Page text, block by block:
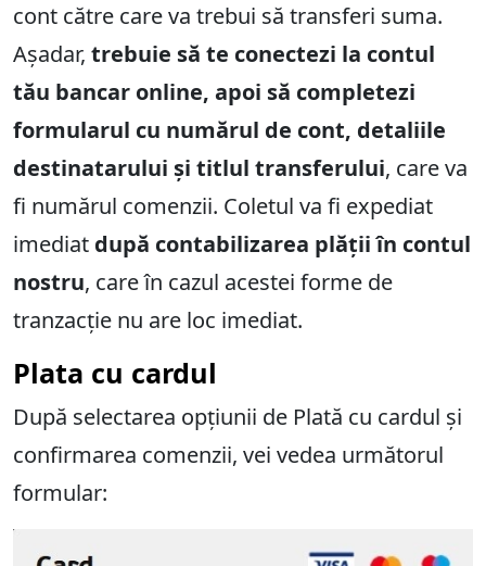
cont către care va trebui să transferi suma.
Așadar, trebuie să te conectezi la contul
tău bancar online, apoi să completezi
formularul cu numărul de cont, detaliile
destinatarului și titlul transferului, care va
fi numărul comenzii. Coletul va fi expediat
imediat după contabilizarea plății în contul
nostru, care în cazul acestei forme de
tranzacție nu are loc imediat.
Plata cu cardul
După selectarea opțiunii de Plată cu cardul și
confirmarea comenzii, vei vedea următorul
formular: